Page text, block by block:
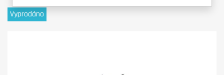
Vyprodáno